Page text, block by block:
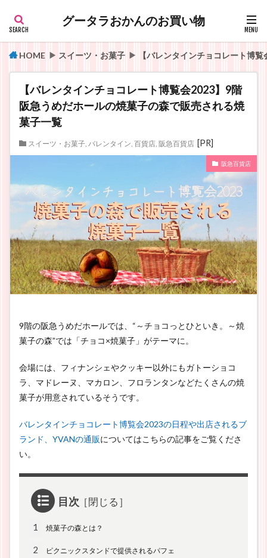
グータラおかんのお買い物
HOME スイーツ・お菓子 【バレンタインチョコレート博
【バレンタインチョコレート博覧会2023】9階
阪急うめだホールの焼菓子の森で販売される焼
菓子一覧
スイーツ・お菓子, バレンタイン, 百貨店, 阪急百貨店
阪急百貨店
9階の阪急うめだホールでは、“～チョコっとひといき。～焼
菓子の森”では「チョコ×焼菓子」がテーマに。
会場には、フィナンシェやクッキー以外にもガトーショコ
ラ、マドレーヌ、マカロン、フロランタンなどたくさんの焼
菓子が用意されているそうです。
バレンタインチョコレート博覧会2023の日程や出店されるブ
ランド、YVANの通販についてはこちらの記事をご覧くださ
い。
目次
1 焼菓子の森とは？
2 ピクニックスタンドで提供されるパフェ